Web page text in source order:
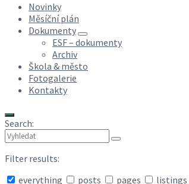
Novinky
Měsíční plán
Dokumenty
ESF – dokumenty
Archiv
Škola & město
Fotogalerie
Kontakty
Search:
Filter results:
everything
posts pages listings